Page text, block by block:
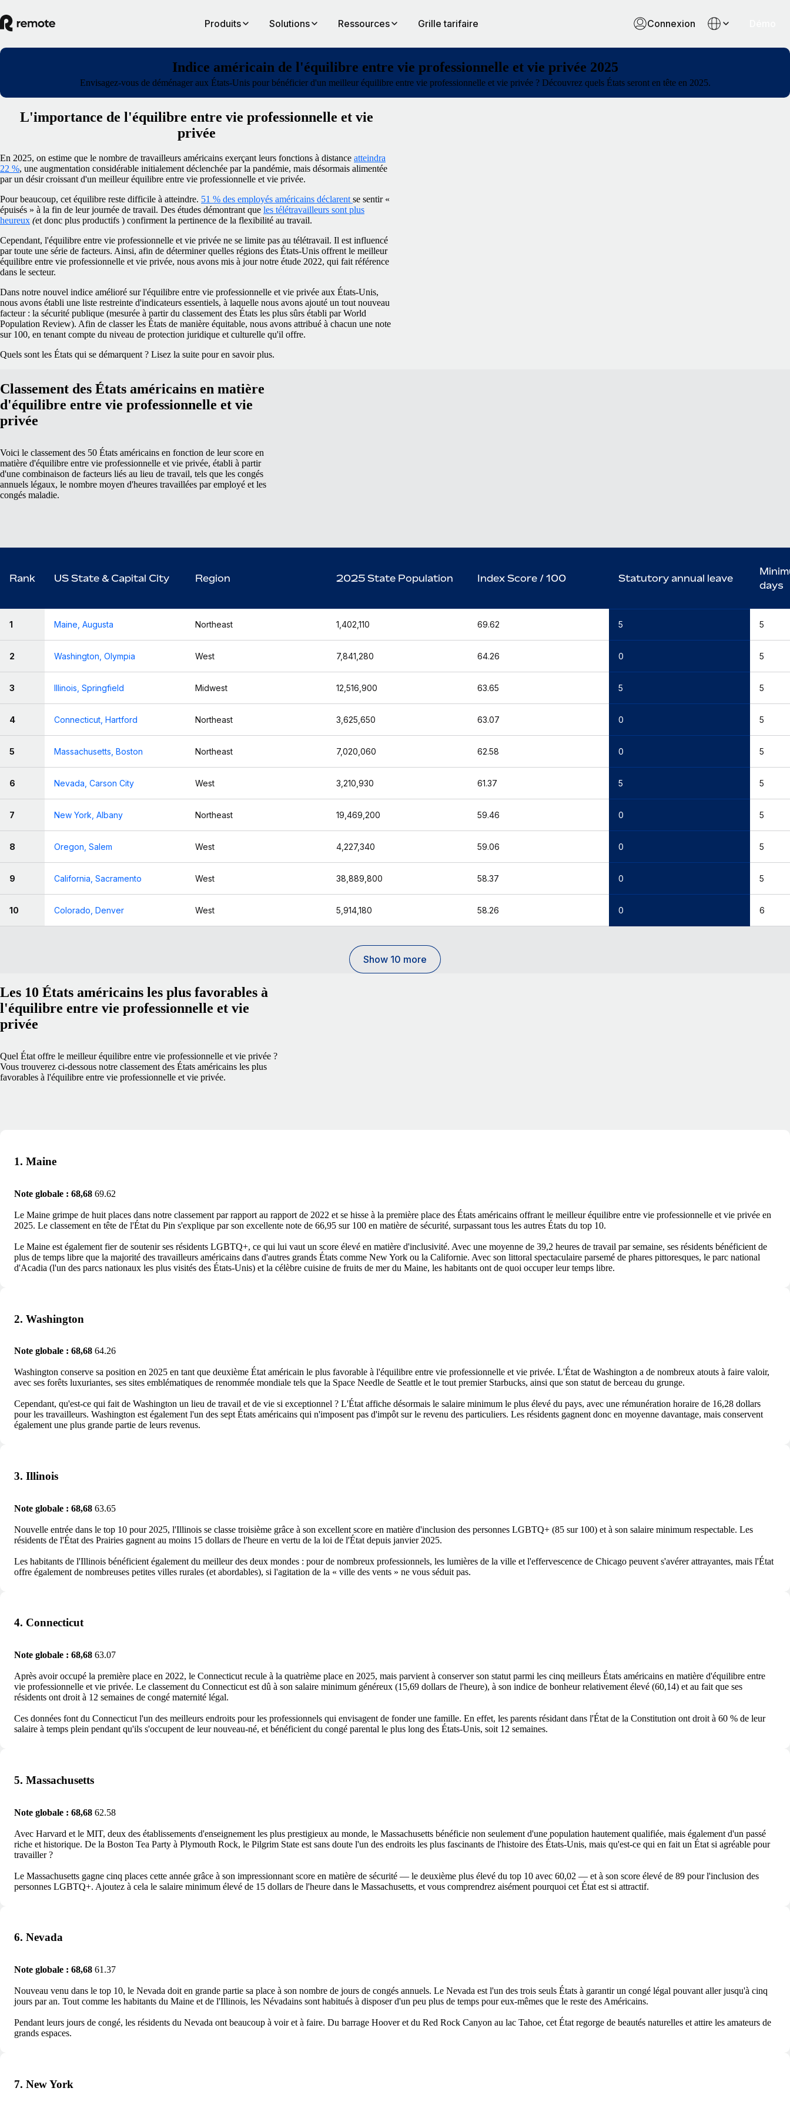
Produits Solutions Ressources Grille tarifaire Connexion
Indice américain de l'équilibre entre vie professionnelle et vie privée 2025
Envisagez-vous de déménager aux États-Unis pour bénéficier d'un meilleur équilibre entre vie professionnelle et vie privée ? Découvrez quels États seront en tête en 2025.
L'importance de l'équilibre entre vie professionnelle et vie
privée
En 2025, on estime que le nombre de travailleurs américains exerçant leurs fonctions à distance atteindra
22 %, une augmentation considérable initialement déclenchée par la pandémie, mais désormais alimentée
par un désir croissant d'un meilleur équilibre entre vie professionnelle et vie privée.
Pour beaucoup, cet équilibre reste difficile à atteindre. 51 % des employés américains déclarent se sentir «
épuisés » à la fin de leur journée de travail. Des études démontrant que les télétravailleurs sont plus
heureux (et donc plus productifs ) confirment la pertinence de la flexibilité au travail.
Cependant, l'équilibre entre vie professionnelle et vie privée ne se limite pas au télétravail. Il est influencé
par toute une série de facteurs. Ainsi, afin de déterminer quelles régions des États-Unis offrent le meilleur
équilibre entre vie professionnelle et vie privée, nous avons mis à jour notre étude 2022, qui fait référence
dans le secteur.
Dans notre nouvel indice amélioré sur l'équilibre entre vie professionnelle et vie privée aux États-Unis,
nous avons établi une liste restreinte d'indicateurs essentiels, à laquelle nous avons ajouté un tout nouveau
facteur : la sécurité publique (mesurée à partir du classement des États les plus sûrs établi par World
Population Review). Afin de classer les États de manière équitable, nous avons attribué à chacun une note
sur 100, en tenant compte du niveau de protection juridique et culturelle qu'il offre.
Quels sont les États qui se démarquent ? Lisez la suite pour en savoir plus.
Classement des États américains en matière
d'équilibre entre vie professionnelle et vie
privée
Voici le classement des 50 États américains en fonction de leur score en
matière d'équilibre entre vie professionnelle et vie privée, établi à partir
d'une combinaison de facteurs liés au lieu de travail, tels que les congés
annuels légaux, le nombre moyen d'heures travaillées par employé et les
congés maladie.
Rank US State & Capital City Region 2025 State Population Index Score / 100 Statutory annual leave
days
1 Maine, Augusta Northeast 1,402,110 69.62 5 5
2 Washington, Olympia West 7,841,280 64.26 0 5
3 Illinois, Springfield Midwest 12,516,900 63.65 5 5
4 Connecticut, Hartford Northeast 3,625,650 63.07 0 5
5 Massachusetts, Boston Northeast 7,020,060 62.58 0 5
6 Nevada, Carson City West 3,210,930 61.37 5 5
7 New York, Albany Northeast 19,469,200 59.46 0 5
8 Oregon, Salem West 4,227,340 59.06 0 5
9 California, Sacramento West 38,889,800 58.37 0 5
10 Colorado, Denver West 5,914,180 58.26 0 6
Show 10 more
Les 10 États américains les plus favorables à
l'équilibre entre vie professionnelle et vie
privée
Quel État offre le meilleur équilibre entre vie professionnelle et vie privée ?
Vous trouverez ci-dessous notre classement des États américains les plus
favorables à l'équilibre entre vie professionnelle et vie privée.
1. Maine
Note globale : 68,68 69.62
Le Maine grimpe de huit places dans notre classement par rapport au rapport de 2022 et se hisse à la première place des États américains offrant le meilleur équilibre entre vie professionnelle et vie privée en
2025. Le classement en tête de l'État du Pin s'explique par son excellente note de 66,95 sur 100 en matière de sécurité, surpassant tous les autres États du top 10.
Le Maine est également fier de soutenir ses résidents LGBTQ+, ce qui lui vaut un score élevé en matière d'inclusivité. Avec une moyenne de 39,2 heures de travail par semaine, ses résidents bénéficient de
plus de temps libre que la majorité des travailleurs américains dans d'autres grands États comme New York ou la Californie. Avec son littoral spectaculaire parsemé de phares pittoresques, le parc national
d'Acadia (l'un des parcs nationaux les plus visités des États-Unis) et la célèbre cuisine de fruits de mer du Maine, les habitants ont de quoi occuper leur temps libre.
2. Washington
Note globale : 68,68 64.26
Washington conserve sa position en 2025 en tant que deuxième État américain le plus favorable à l'équilibre entre vie professionnelle et vie privée. L'État de Washington a de nombreux atouts à faire valoir,
avec ses forêts luxuriantes, ses sites emblématiques de renommée mondiale tels que la Space Needle de Seattle et le tout premier Starbucks, ainsi que son statut de berceau du grunge.
Cependant, qu'est-ce qui fait de Washington un lieu de travail et de vie si exceptionnel ? L'État affiche désormais le salaire minimum le plus élevé du pays, avec une rémunération horaire de 16,28 dollars
pour les travailleurs. Washington est également l'un des sept États américains qui n'imposent pas d'impôt sur le revenu des particuliers. Les résidents gagnent donc en moyenne davantage, mais conservent
également une plus grande partie de leurs revenus.
3. Illinois
Note globale : 68,68 63.65
Nouvelle entrée dans le top 10 pour 2025, l'Illinois se classe troisième grâce à son excellent score en matière d'inclusion des personnes LGBTQ+ (85 sur 100) et à son salaire minimum respectable. Les
résidents de l'État des Prairies gagnent au moins 15 dollars de l'heure en vertu de la loi de l'État depuis janvier 2025.
Les habitants de l'Illinois bénéficient également du meilleur des deux mondes : pour de nombreux professionnels, les lumières de la ville et l'effervescence de Chicago peuvent s'avérer attrayantes, mais l'État
offre également de nombreuses petites villes rurales (et abordables), si l'agitation de la « ville des vents » ne vous séduit pas.
4. Connecticut
Note globale : 68,68 63.07
Après avoir occupé la première place en 2022, le Connecticut recule à la quatrième place en 2025, mais parvient à conserver son statut parmi les cinq meilleurs États américains en matière d'équilibre entre
vie professionnelle et vie privée. Le classement du Connecticut est dû à son salaire minimum généreux (15,69 dollars de l'heure), à son indice de bonheur relativement élevé (60,14) et au fait que ses
résidents ont droit à 12 semaines de congé maternité légal.
Ces données font du Connecticut l'un des meilleurs endroits pour les professionnels qui envisagent de fonder une famille. En effet, les parents résidant dans l'État de la Constitution ont droit à 60 % de leur
salaire à temps plein pendant qu'ils s'occupent de leur nouveau-né, et bénéficient du congé parental le plus long des États-Unis, soit 12 semaines.
5. Massachusetts
Note globale : 68,68 62.58
Avec Harvard et le MIT, deux des établissements d'enseignement les plus prestigieux au monde, le Massachusetts bénéficie non seulement d'une population hautement qualifiée, mais également d'un passé
riche et historique. De la Boston Tea Party à Plymouth Rock, le Pilgrim State est sans doute l'un des endroits les plus fascinants de l'histoire des États-Unis, mais qu'est-ce qui en fait un État si agréable pour
travailler ?
Le Massachusetts gagne cinq places cette année grâce à son impressionnant score en matière de sécurité — le deuxième plus élevé du top 10 avec 60,02 — et à son score élevé de 89 pour l'inclusion des
personnes LGBTQ+. Ajoutez à cela le salaire minimum élevé de 15 dollars de l'heure dans le Massachusetts, et vous comprendrez aisément pourquoi cet État est si attractif.
6. Nevada
Note globale : 68,68 61.37
Nouveau venu dans le top 10, le Nevada doit en grande partie sa place à son nombre de jours de congés annuels. Le Nevada est l'un des trois seuls États à garantir un congé légal pouvant aller jusqu'à cinq
jours par an. Tout comme les habitants du Maine et de l'Illinois, les Névadains sont habitués à disposer d'un peu plus de temps pour eux-mêmes que le reste des Américains.
Pendant leurs jours de congé, les résidents du Nevada ont beaucoup à voir et à faire. Du barrage Hoover et du Red Rock Canyon au lac Tahoe, cet État regorge de beautés naturelles et attire les amateurs de
grands espaces.
7. New York